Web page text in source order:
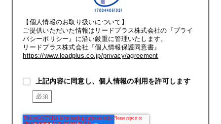
【個人情報のお取り扱いについて】
ご提供いただいた情報はリードプラス株式会社の『プライ
バシーポリシー』に沿い厳重に管理いたします。
リードプラス株式会社『個人情報保護同意書』
https://www.leadplus.co.jp/privacy/agreement
上記内容に同意し、個人情報の利用を許可します